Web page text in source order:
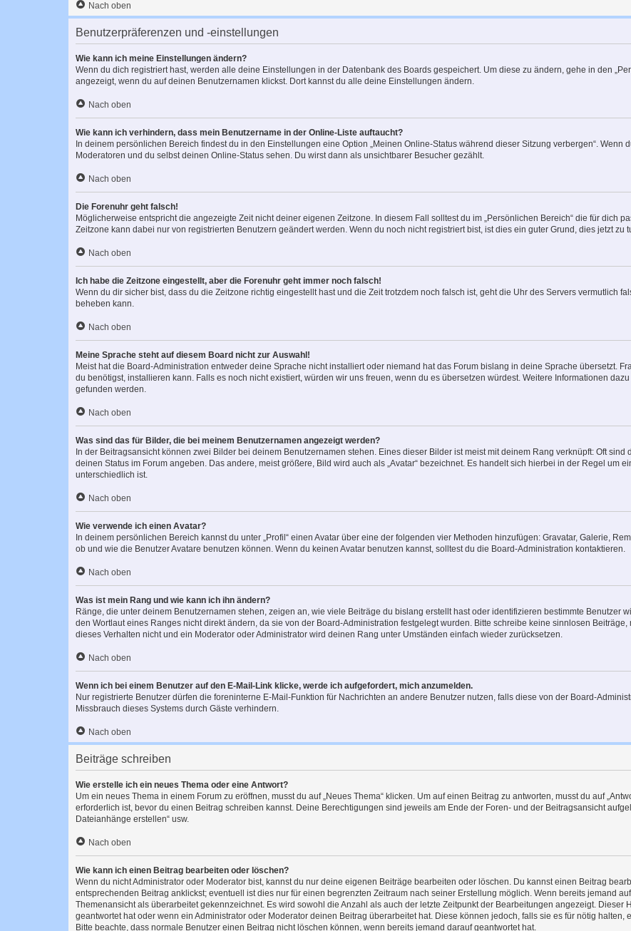
Nach oben
Benutzerpräferenzen und -einstellungen
Wie kann ich meine Einstellungen ändern?
Wenn du dich registriert hast, werden alle deine Einstellungen in der Datenbank des Boards gespeichert. Um diese zu ändern, gehe in den
angezeigt, wenn du auf deinen Benutzernamen klickst. Dort kannst du alle deine Einstellungen ändern.
Nach oben
Wie kann ich verhindern, dass mein Benutzername in der Online-Liste auftaucht?
In deinem persönlichen Bereich findest du in den Einstellungen eine Option „Meinen Online-Status während dieser Sitzung verbergen“. Wenn
Moderatoren und du selbst deinen Online-Status sehen. Du wirst dann als unsichtbarer Besucher gezählt.
Nach oben
Die Forenuhr geht falsch!
Möglicherweise entspricht die angezeigte Zeit nicht deiner eigenen Zeitzone. In diesem Fall solltest du im „Persönlichen Bereich“ die für dich
Zeitzone kann dabei nur von registrierten Benutzern geändert werden. Wenn du noch nicht registriert bist, ist dies ein guter Grund, dies jetzt zu
Nach oben
Ich habe die Zeitzone eingestellt, aber die Forenuhr geht immer noch falsch!
Wenn du dir sicher bist, dass du die Zeitzone richtig eingestellt hast und die Zeit trotzdem noch falsch ist, geht die Uhr des Servers vermutlich
beheben kann.
Nach oben
Meine Sprache steht auf diesem Board nicht zur Auswahl!
Meist hat die Board-Administration entweder deine Sprache nicht installiert oder niemand hat das Forum bislang in deine Sprache übersetzt.
du benötigst, installieren kann. Falls es noch nicht existiert, würden wir uns freuen, wenn du es übersetzen würdest. Weitere Informationen
gefunden werden.
Nach oben
Was sind das für Bilder, die bei meinem Benutzernamen angezeigt werden?
In der Beitragsansicht können zwei Bilder bei deinem Benutzernamen stehen. Eines dieser Bilder ist meist mit deinem Rang verknüpft: Oft
deinen Status im Forum angeben. Das andere, meist größere, Bild wird auch als „Avatar“ bezeichnet. Es handelt sich hierbei in der Regel um
unterschiedlich ist.
Nach oben
Wie verwende ich einen Avatar?
In deinem persönlichen Bereich kannst du unter „Profil“ einen Avatar über eine der folgenden vier Methoden hinzufügen: Gravatar, Galerie,
ob und wie die Benutzer Avatare benutzen können. Wenn du keinen Avatar benutzen kannst, solltest du die Board-Administration kontaktieren.
Nach oben
Was ist mein Rang und wie kann ich ihn ändern?
Ränge, die unter deinem Benutzernamen stehen, zeigen an, wie viele Beiträge du bislang erstellt hast oder identifizieren bestimmte Benutzer
den Wortlaut eines Ranges nicht direkt ändern, da sie von der Board-Administration festgelegt wurden. Bitte schreibe keine sinnlosen
dieses Verhalten nicht und ein Moderator oder Administrator wird deinen Rang unter Umständen einfach wieder zurücksetzen.
Nach oben
Wenn ich bei einem Benutzer auf den E-Mail-Link klicke, werde ich aufgefordert, mich anzumelden.
Nur registrierte Benutzer dürfen die foreninterne E-Mail-Funktion für Nachrichten an andere Benutzer nutzen, falls diese von der Board-
Missbrauch dieses Systems durch Gäste verhindern.
Nach oben
Beiträge schreiben
Wie erstelle ich ein neues Thema oder eine Antwort?
Um ein neues Thema in einem Forum zu eröffnen, musst du auf „Neues Thema“ klicken. Um auf einen Beitrag zu antworten, musst du auf
erforderlich ist, bevor du einen Beitrag schreiben kannst. Deine Berechtigungen sind jeweils am Ende der Foren- und der Beitragsansicht
Dateianhänge erstellen“ usw.
Nach oben
Wie kann ich einen Beitrag bearbeiten oder löschen?
Wenn du nicht Administrator oder Moderator bist, kannst du nur deine eigenen Beiträge bearbeiten oder löschen. Du kannst einen Beitrag
entsprechenden Beitrag anklickst; eventuell ist dies nur für einen begrenzten Zeitraum nach seiner Erstellung möglich. Wenn bereits jemand
Themenansicht als überarbeitet gekennzeichnet. Es wird sowohl die Anzahl als auch der letzte Zeitpunkt der Bearbeitungen angezeigt.
geantwortet hat oder wenn ein Administrator oder Moderator deinen Beitrag überarbeitet hat. Diese können jedoch, falls sie es für nötig
Bitte beachte, dass normale Benutzer einen Beitrag nicht löschen können, wenn bereits jemand darauf geantwortet hat.